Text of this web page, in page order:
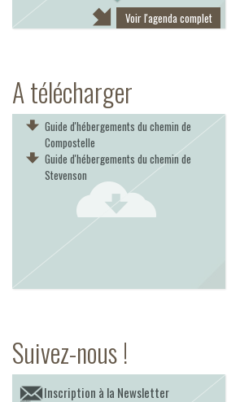
Voir l'agenda complet
A télécharger
Guide d'hébergements du chemin de
Compostelle
Guide d'hébergements du chemin de
Stevenson
Suivez-nous !
Inscription à la Newsletter